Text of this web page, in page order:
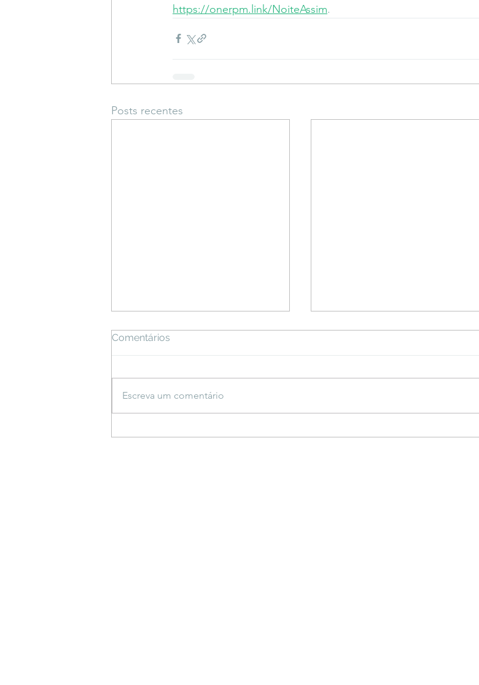
https://onerpm.link/NoiteAssim.
Posts recentes
Comentários
Escreva um comentário